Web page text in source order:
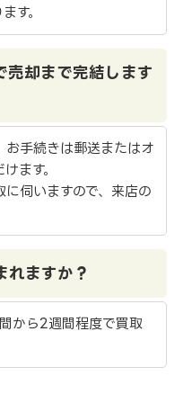
す。
売却まで完結します
お手続きは郵送またはオ
ます。
伺いますので、来店の
れますか？
から2週間程度で買取